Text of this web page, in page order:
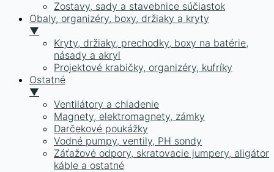
Zostavy, sady a stavebnice súčiastok
Obaly, organizéry, boxy, držiaky a kryty
▼
Kryty, držiaky, prechodky, boxy na batérie,
násady a akryl
Projektové krabičky, organizéry, kufríky
Ostatné
▼
Ventilátory a chladenie
Magnety, elektromagnety, zámky
Darčekové poukážky
Vodné pumpy, ventily, PH sondy
Záťažové odpory, skratovacie jumpery, aligátor
káble a ostatné